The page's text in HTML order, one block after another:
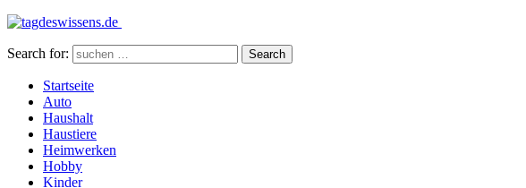
Search for: Search
Startseite
Auto
Haushalt
Haustiere
Heimwerken
Hobby
Kinder